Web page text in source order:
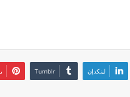
لينكدإن